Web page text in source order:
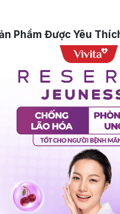
Phẩm Được Yêu